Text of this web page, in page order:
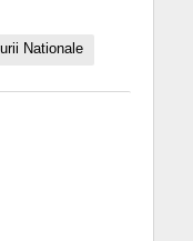
Nationale